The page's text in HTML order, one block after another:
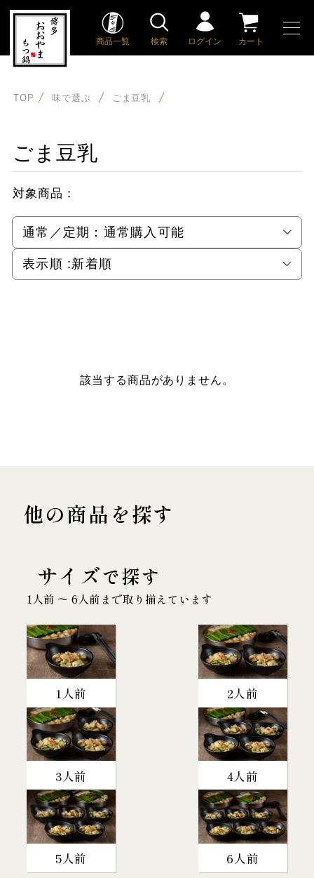
商品一覧 検索 ログイン カート
TOP 味で選ぶ ごま豆乳
ごま豆乳
対象商品：
通常／定期： 通常購入可能
表示順 :新着順
該当する商品がありません。
他の商品を探す
サイズで探す
1人前 〜 6人前まで取り揃えています
1人前 2人前
3人前 4人前
5人前 6人前